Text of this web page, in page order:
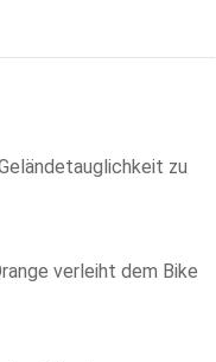
zu
verleiht dem Bike